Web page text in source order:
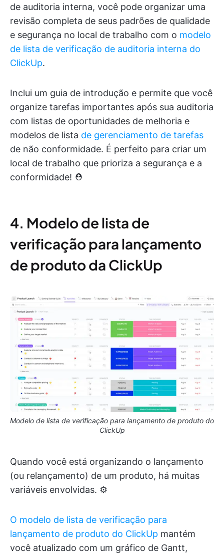
de auditoria interna, você pode organizar uma
revisão completa de seus padrões de qualidade
e segurança no local de trabalho com o modelo
de lista de verificação de auditoria interna do
ClickUp.
Inclui um guia de introdução e permite que você
organize tarefas importantes após sua auditoria
com listas de oportunidades de melhoria e
modelos de lista de gerenciamento de tarefas
de não conformidade. É perfeito para criar um
local de trabalho que prioriza a segurança e a
conformidade! ⛑️
4. Modelo de lista de
verificação para lançamento
de produto da ClickUp
Modelo de lista de verificação para lançamento de produto do
ClickUp
Quando você está organizando o lançamento
(ou relançamento) de um produto, há muitas
variáveis envolvidas. ⚙️
O modelo de lista de verificação para
lançamento de produto do ClickUp mantém
você atualizado com um gráfico de Gantt,